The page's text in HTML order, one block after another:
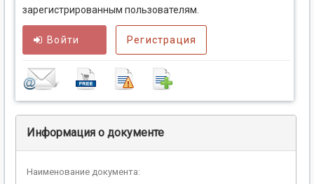
зарегистрированным пользователям.
Войти Регистрация
Информация о документе
Наименование документа: